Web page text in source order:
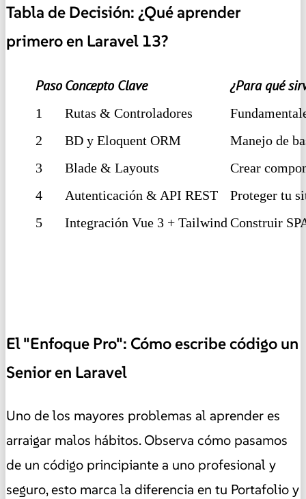
Tabla de Decisión: ¿Qué aprender
primero en Laravel 13?
PasoConcepto Clave ¿Para qué
1 Rutas & Controladores
2
BD y Eloquent ORM
Manejo de
3
Blade & Layouts
Crear
4
Autenticación & API REST
Proteger tu
5
Integración Vue 3 + Tailwind Construir
El "Enfoque Pro": Cómo escribe código un
Senior en Laravel
Uno de los mayores problemas al aprender es
arraigar malos hábitos. Observa cómo pasamos
de un código principiante a uno profesional y
seguro, esto marca la diferencia en tu Portafolio y